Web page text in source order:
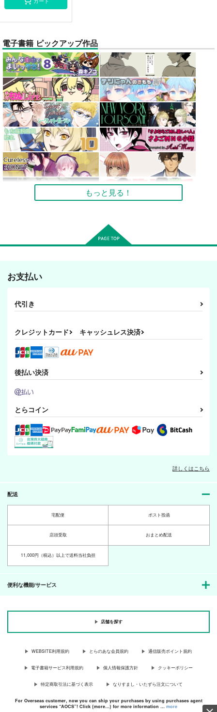
電子書籍 ピックアップ作品
もっと見る！
お支払い
代引き
クレジットカード キャッシュレス決済
後払い決済
とらコイン
詳しくはこちら
配送
宅配便 ポスト投函
店頭受取 おまとめ配送
11,000円（税込）以上で送料当社負担
便利な機能/サービス
店舗を探す
WEBSITE利用規約 とらのあな会員規約 通信販売ポイント規約
電子書籍サービス利用規約 個人情報保護方針 クッキーポリシー
特定商取引法に基づく表示 なりすまし・いたずら注文について
For Overseas customer, now you can ship your purchases by using purchases agent
services “AOCS”! Click {more…} for more information … more